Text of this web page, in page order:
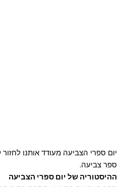
יום ספרי הצביעה מעודד אותנו לחזור
ספר צביעה.
ההיסטוריה של יום ספרי הצביעה